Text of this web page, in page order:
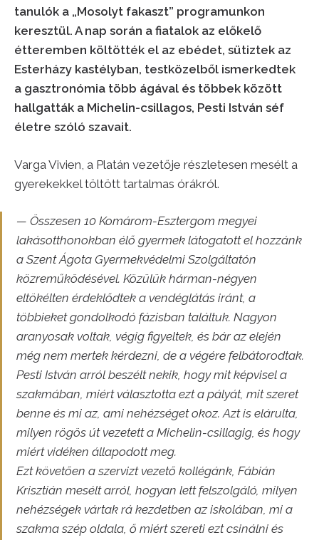
tanulók a „Mosolyt fakaszt” programunkon
keresztül. A nap során a fiatalok az előkelő
étteremben költötték el az ebédet, sütiztek az
Esterházy kastélyban, testközelből ismerkedtek
a gasztronómia több ágával és többek között
hallgatták a Michelin-csillagos, Pesti István séf
életre szóló szavait.
Varga Vivien, a Platán vezetője részletesen mesélt a
gyerekekkel töltött tartalmas órákról.
— Összesen 10 Komárom-Esztergom megyei
lakásotthonokban élő gyermek látogatott el hozzánk
a Szent Ágota Gyermekvédelmi Szolgáltatón
közreműködésével. Közülük hárman-négyen
eltökélten érdeklődtek a vendéglátás iránt, a
többieket gondolkodó fázisban találtuk. Nagyon
aranyosak voltak, végig figyeltek, és bár az elején
még nem mertek kérdezni, de a végére felbátorodtak.
Pesti István arról beszélt nekik, hogy mit képvisel a
szakmában, miért választotta ezt a pályát, mit szeret
benne és mi az, ami nehézséget okoz. Azt is elárulta,
milyen rögös út vezetett a Michelin-csillagig, és hogy
miért vidéken állapodott meg.
Ezt követően a szervizt vezető kollégánk, Fábián
Krisztián mesélt arról, hogyan lett felszolgáló, milyen
nehézségek vártak rá kezdetben az iskolában, mi a
szakma szép oldala, ő miért szereti ezt csinálni és